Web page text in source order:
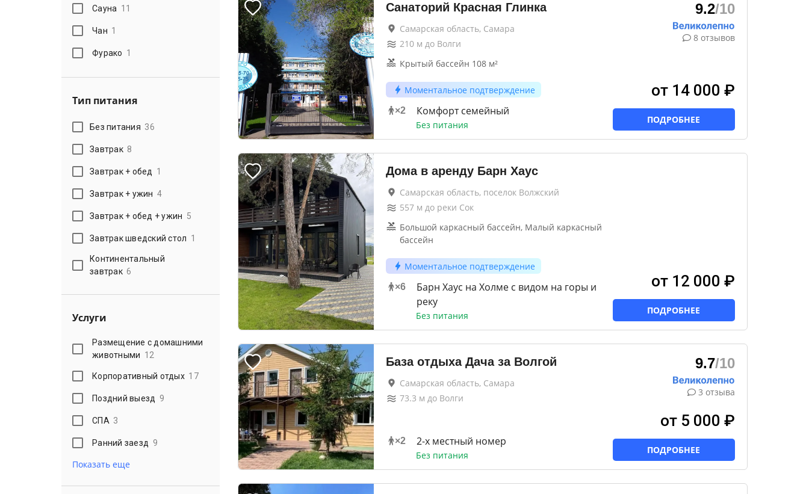
Сауна 11
Чан 1
Фурако 1
Тип питания
Без питания 36
Завтрак 8
Завтрак + обед 1
Завтрак + ужин 4
Завтрак + обед + ужин 5
Завтрак шведский стол 1
Континентальный
завтрак 6
Услуги
Размещение с домашними
животными 12
Корпоративный отдых 17
Поздний выезд 9
СПА 3
Ранний заезд 9
Показать еще
Санаторий Красная Глинка
Самарская область, Самара
210м до Волги
Крытый бассейн 108 м²
Моментальное подтверждение
×2 Комфорт семейный
Без питания
9.2/10
8 отзывов
от 14 000 ₽
ПОДРОБНЕЕ
Дома в аренду Барн Хаус
Самарская область, поселок Волжский
557м до реки Сок
Большой каркасный бассейн, Малый каркасный
бассейн
Моментальное подтверждение
×6
Барн Хаус на Холме с видом на горы и
реку
Без питания
от 12 000 ₽
ПОДРОБНЕЕ
База отдыха Дача за Волгой
Самарская область, Самара
73.3 м до Волги
×2 2-х местный номер
Без питания
9.7/10
3 отзыва
от 5 000 ₽
ПОДРОБНЕЕ